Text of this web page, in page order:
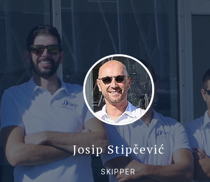
Josip Stipčević
SKIPPER